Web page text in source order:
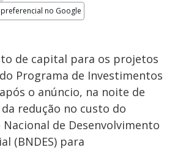
no Google
de capital para os projetos
Programa de Investimentos
o anúncio, na noite de
redução no custo do
de Desenvolvimento
(BNDES) para